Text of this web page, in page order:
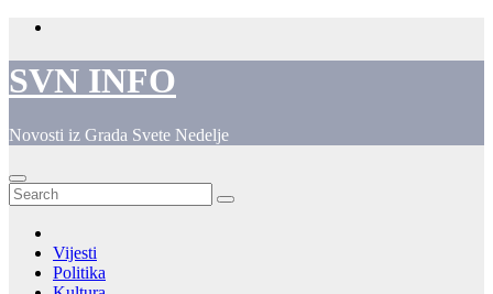
Skip
content
SVN INFO
Novosti iz Grada Svete Nedelje
Vijesti
Politika